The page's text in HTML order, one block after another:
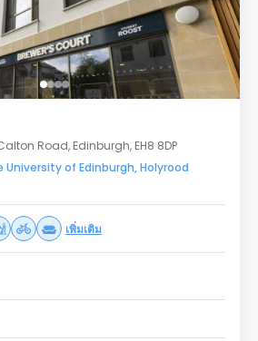
Road, Edinburgh, EH8 8DP
of Edinburgh, Holyrood
เพิ่มเติม